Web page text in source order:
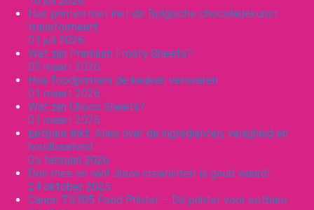
Hoe printen met inkt de Belgische chocoladekunst
transformeert
01 juli 2026
Wat zijn Premium Frosty Sheets?
05 maart 2026
Hoe foodprinters de keuken veroveren
01 maart 2026
Wat zijn Choco Sheets?
01 maart 2026
Eetbare Inkt: Alles over de ingrediënten, veiligheid en
houdbaarheid
05 februari 2026
Doe mee en win! Jouw creativiteit is goud waard!
24 oktober 2025
Canon TS705 Food Printer – Dé printer voor eetbare